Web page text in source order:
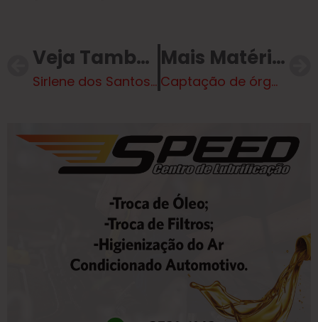
Veja Também
Sirlene dos Santos pede casas populares no Arapuá
Mais Matérias
Captação de órgãos avança e Hospital Regional de Três Lagoas já alcança metade do total de 2025